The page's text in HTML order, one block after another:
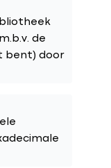
de
bent) door